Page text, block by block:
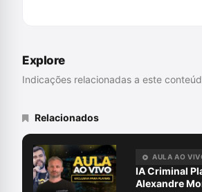
Explore
Indicações relacionadas a este
Relacionados
AULA AO
IA Criminal
Alexandre